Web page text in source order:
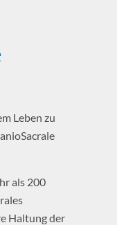
Leben zu
als 200
Haltung der